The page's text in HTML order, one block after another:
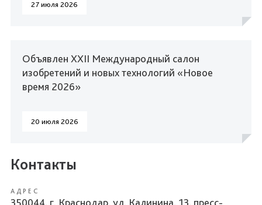
27 июля 2026
Объявлен XXII Международный салон
изобретений и новых технологий «Новое
время 2026»
20 июля 2026
Контакты
АДРЕС
350044, г. Краснодар, ул. Калинина, 13, пресс-